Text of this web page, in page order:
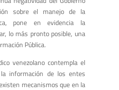
sobre el manejo de la
pone en evidencia la
lo más pronto posible, una
Pública.
venezolano contempla el
información de los entes
mecanismos que en la